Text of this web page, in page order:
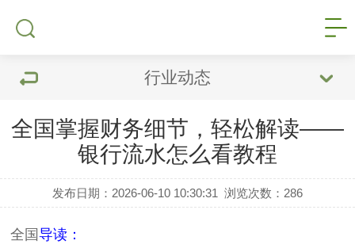
行业动态
全国掌握财务细节，轻松解读——
银行流水怎么看教程
发布日期：2026-06-10 10:30:31 浏览次数： 286
全国导读：